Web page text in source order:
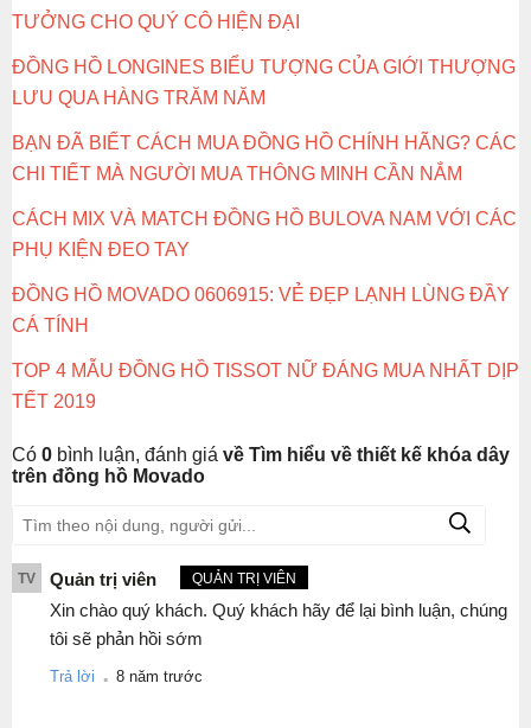
TƯỞNG CHO QUÝ CÔ HIỆN ĐẠI
ĐỒNG HỒ LONGINES BIỂU TƯỢNG CỦA GIỚI THƯỢNG
LƯU QUA HÀNG TRĂM NĂM
BẠN ĐÃ BIẾT CÁCH MUA ĐỒNG HỒ CHÍNH HÃNG? CÁC
CHI TIẾT MÀ NGƯỜI MUA THÔNG MINH CẦN NẮM
CÁCH MIX VÀ MATCH ĐỒNG HỒ BULOVA NAM VỚI CÁC
PHỤ KIỆN ĐEO TAY
ĐỒNG HỒ MOVADO 0606915: VẺ ĐẸP LẠNH LÙNG ĐẦY
CÁ TÍNH
TOP 4 MẪU ĐỒNG HỒ TISSOT NỮ ĐÁNG MUA NHẤT DỊP
TẾT 2019
Có 0 bình luận, đánh giá về Tìm hiểu về thiết kế khóa dây
trên đồng hồ Movado
TV Quản trị viên QUẢN TRỊ VIÊN
Xin chào quý khách. Quý khách hãy để lại bình luận, chúng
tôi sẽ phản hồi sớm
Trả lời . 8 năm trước